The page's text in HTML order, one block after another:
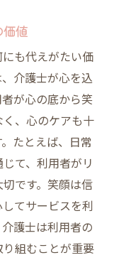
の向上
の成長
取り組み
力
大切に
法
さ
価値
も代えがたい価
介護士が心を込
が心の底から笑
、心のケアも十
たとえば、日常
て、利用者がリ
です。笑顔は信
てサービスを利
護士は利用者の
組むことが重要